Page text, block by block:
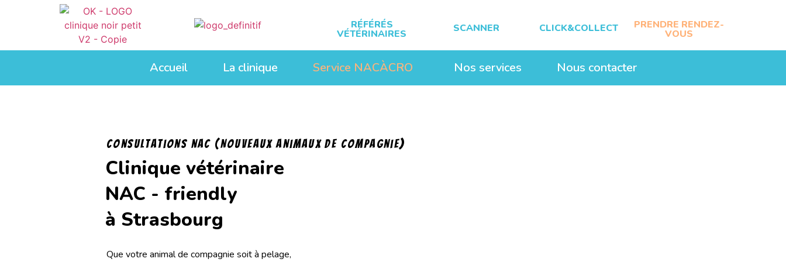
RÉFÉRÉS
VÉTÉRINAIRES SCANNER CLICK&COLLECT PRENDRE RENDEZ-
VOUS
Accueil La clinique Service NACÀCRO Nos services Nous contacter
consultations nac (Nouveaux Animaux de compagnie)
Clinique vétérinaire
NAC - friendly
à Strasbourg
Que votre animal de compagnie soit à pelage,